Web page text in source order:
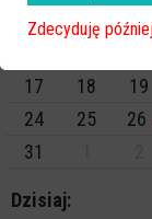
3
4 5
17
18 19
24
25 26
31
Dzisiaj:
Zdecyduję